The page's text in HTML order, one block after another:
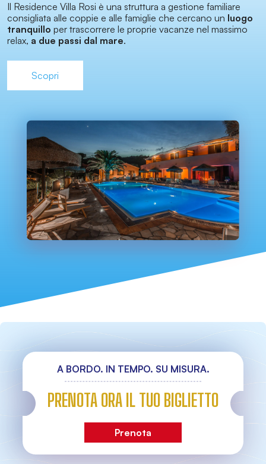
Il Residence Villa Rosi è una struttura a gestione familiare
consigliata alle coppie e alle famiglie che cercano un luogo
tranquillo per trascorrere le proprie vacanze nel massimo
relax, a due passi dal mare.
Scopri
A BORDO. IN TEMPO. SU MISURA.
PRENOTA ORA IL TUO BIGLIETTO
Prenota